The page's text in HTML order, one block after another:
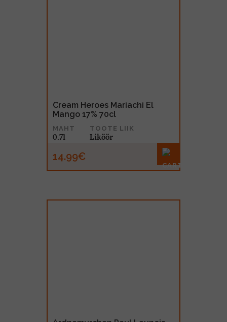
Cream Heroes Mariachi El
Mango 17% 70cl
MAHT
0.7l
TOOTE LIIK
Liköör
14.99€